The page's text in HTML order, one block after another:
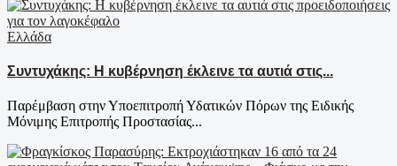
Ελλάδα
Συντυχάκης: Η κυβέρνηση έκλεινε τα αυτιά στις...
Παρέμβαση στην Υποεπιτροπή Υδατικών Πόρων της Ειδικής
Μόνιμης Επιτροπής Προστασίας...